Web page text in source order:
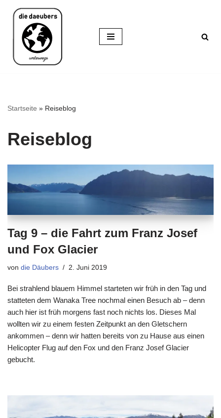
Inhalt
springen
Startseite » Reiseblog
Reiseblog
Tag 9 – die Fahrt zum Franz Josef
und Fox Glacier
von die Däubers 2. Juni 2019
Bei strahlend blauem Himmel starteten wir früh in den Tag und
statteten dem Wanaka Tree nochmal einen Besuch ab – denn
auch hier ist früh morgens fast noch nichts los. Dieses Mal
wollten wir zu einem festen Zeitpunkt an den Gletschern
ankommen – denn wir hatten bereits von zu Hause aus einen
Helicopter Flug auf den Fox und den Franz Josef Glacier
gebucht.